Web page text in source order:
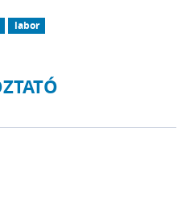
labor